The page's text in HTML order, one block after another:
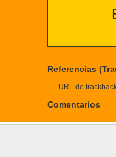
Referencias
URL de
Comentarios